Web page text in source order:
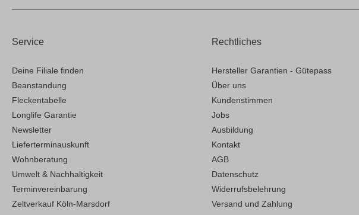
Service
Deine Filiale finden
Beanstandung
Fleckentabelle
Longlife Garantie
Newsletter
Lieferterminauskunft
Wohnberatung
Umwelt & Nachhaltigkeit
Terminvereinbarung
Zeltverkauf Köln-Marsdorf
Rechtliches
Hersteller Garantien - Gütepass
Über uns
Kundenstimmen
Jobs
Ausbildung
Kontakt
AGB
Datenschutz
Widerrufsbelehrung
Versand und Zahlung